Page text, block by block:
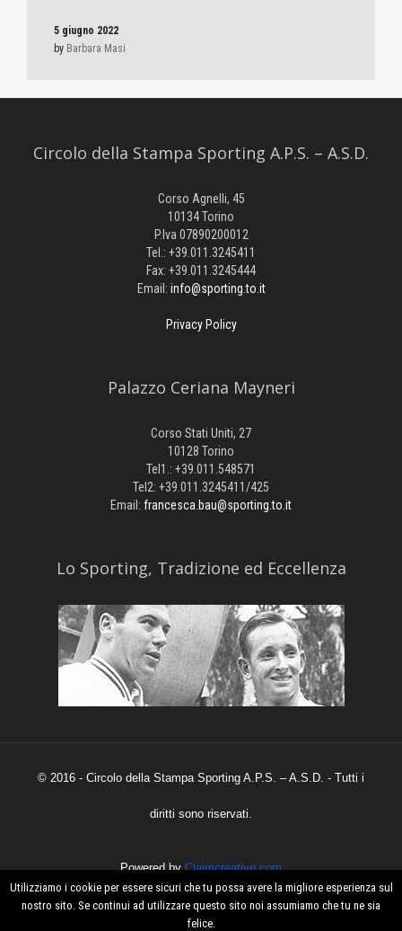
5 giugno 2022
by Barbara Masi
Circolo della Stampa Sporting A.P.S. – A.S.D.
Corso Agnelli, 45
10134 Torino
P.Iva 07890200012
Tel.: +39.011.3245411
Fax: +39.011.3245444
Email: info@sporting.to.it
Privacy Policy
Palazzo Ceriana Mayneri
Corso Stati Uniti, 27
10128 Torino
Tel1.: +39.011.548571
Tel2: +39.011.3245411/425
Email: francesca.bau@sporting.to.it
​Lo Sporting, Tradizione ed Eccellenza
© 2016 - Circolo della Stampa Sporting A.P.S. – A.S.D. - Tutti i
diritti sono riservati.
Powered byClaimcreative.com
Utilizziamo i cookie per essere sicuri che tu possa avere la migliore esperienza sul
nostro sito. Se continui ad utilizzare questo sito noi assumiamo che tu ne sia
felice.